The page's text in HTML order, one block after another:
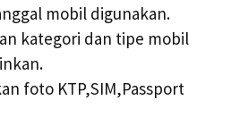
mobil digunakan.
kategori dan tipe mobil
foto KTP,SIM,Passport